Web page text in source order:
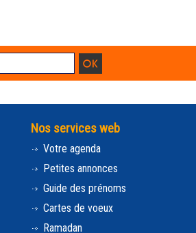
Nos services web
Votre agenda
Petites annonces
Guide des prénoms
Cartes de voeux
Ramadan